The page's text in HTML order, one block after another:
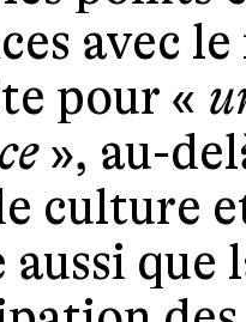
avec
pour «
», au-
culture
aussi que